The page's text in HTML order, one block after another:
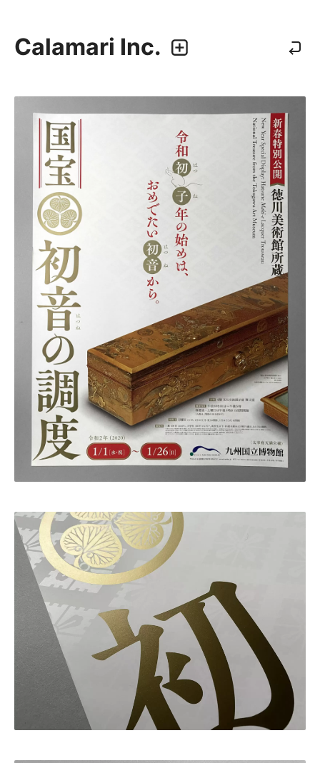
Calamari Inc.
092 292 4875
業務内容
・グラフィックデザイン
・エディトリアルデザイン
・ウェブデザイン／構築
・アプリケーション、UI/UXデザイン
・プロダクトデザイン
デザイナー
・尾中 俊介
・田中 慶二